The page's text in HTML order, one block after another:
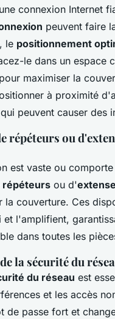
connexion Internet
peuvent faire
le positionnement
le dans un espace
maximiser la
à proximité
peuvent causer des
répéteurs ou
est vaste ou
répéteurs ou d'
la couverture. Ces
et l'amplifient,
dans toutes les
la sécurité du
du réseau est
et les accès
de passe fort et